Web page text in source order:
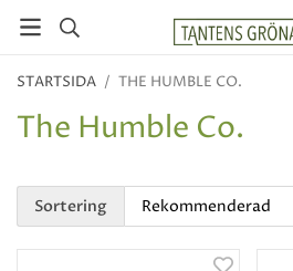
STARTSIDA / THE HUMBLE CO.
The Humble Co.
Sortering